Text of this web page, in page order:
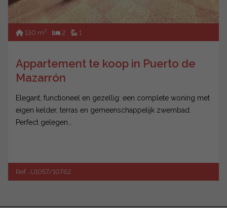
130 m2 2 1
Appartement te koop in Puerto de
Mazarrón
Elegant, functioneel en gezellig: een complete woning met
eigen kelder, terras en gemeenschappelijk zwembad.
Perfect gelegen...
Ref. JJ1057/10762